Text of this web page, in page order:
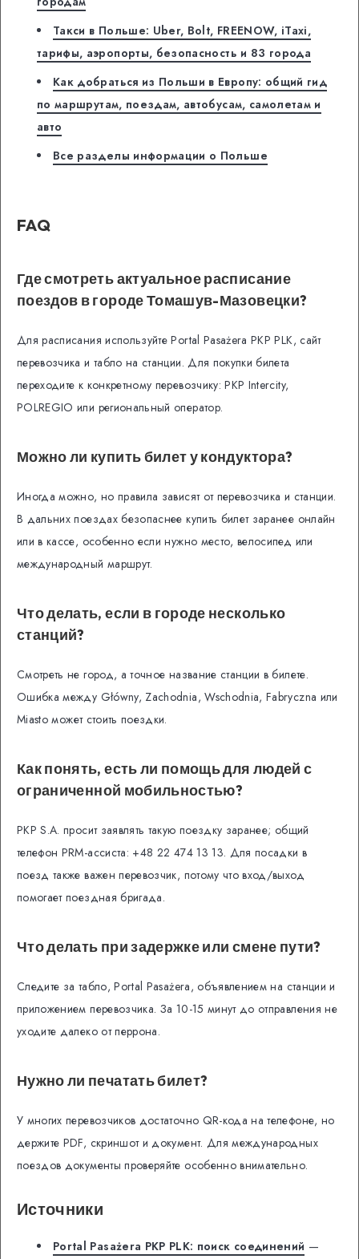
Такси в Польше: Uber, Bolt, FREENOW, iTaxi,
тарифы, аэропорты, безопасность и 83 города
Как добраться из Польши в Европу: общий гид
по маршрутам, поездам, автобусам, самолетам и
авто
Все разделы информации о Польше
FAQ
Где смотреть актуальное расписание
поездов в городе Томашув-Мазовецки?
Для расписания используйте Portal Pasażera PKP PLK, сайт
перевозчика и табло на станции. Для покупки билета
переходите к конкретному перевозчику: PKP Intercity,
POLREGIO или региональный оператор.
Можно ли купить билет у кондуктора?
Иногда можно, но правила зависят от перевозчика и станции.
В дальних поездах безопаснее купить билет заранее онлайн
или в кассе, особенно если нужно место, велосипед или
международный маршрут.
Что делать, если в городе несколько
станций?
Смотреть не город, а точное название станции в билете.
Ошибка между Główny, Zachodnia, Wschodnia, Fabryczna или
Miasto может стоить поездки.
Как понять, есть ли помощь для людей с
ограниченной мобильностью?
PKP S.A. просит заявлять такую поездку заранее; общий
телефон PRM-ассиста: +48 22 474 13 13. Для посадки в
поезд также важен перевозчик, потому что вход/выход
помогает поездная бригада.
Что делать при задержке или смене пути?
Следите за табло, Portal Pasażera, объявлением на станции и
приложением перевозчика. За 10-15 минут до отправления не
уходите далеко от перрона.
Нужно ли печатать билет?
У многих перевозчиков достаточно QR-кода на телефоне, но
держите PDF, скриншот и документ. Для международных
поездов документы проверяйте особенно внимательно.
Источники
Portal Pasażera PKP PLK: поиск соединений —